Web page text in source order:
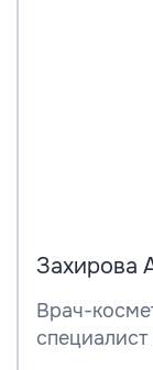
Захирова
Врач-